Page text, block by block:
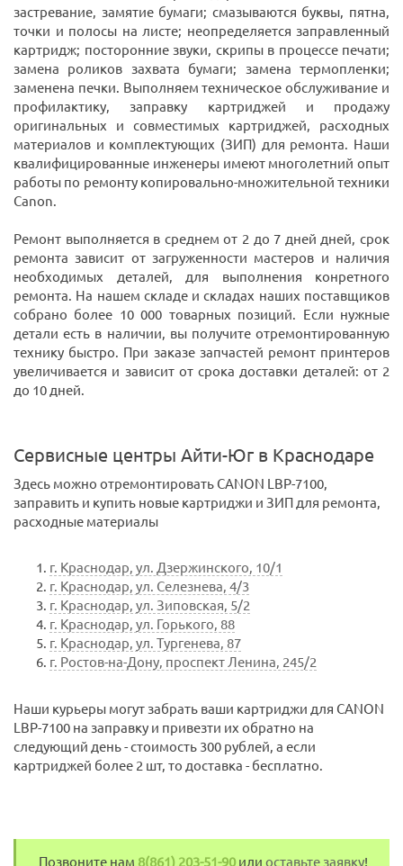
застревание, замятие бумаги; смазываются буквы, пятна,
точки и полосы на листе; неопределяется заправленный
картридж; посторонние звуки, скрипы в процессе печати;
замена роликов захвата бумаги; замена термопленки;
заменена печки. Выполняем техническое обслуживание и
профилактику, заправку картриджей и продажу
оригинальных и совместимых картриджей, расходных
материалов и комплектующих (ЗИП) для ремонта. Наши
квалифицированные инженеры имеют многолетний опыт
работы по ремонту копировально-множительной техники
Canon.
Ремонт выполняется в среднем от 2 до 7 дней дней, срок
ремонта зависит от загруженности мастеров и наличия
необходимых деталей, для выполнения конретного
ремонта. На нашем складе и складах наших поставщиков
собрано более 10 000 товарных позиций. Если нужные
детали есть в наличии, вы получите отремонтированную
технику быстро. При заказе запчастей ремонт принтеров
увеличивается и зависит от срока доставки деталей: от 2
до 10 дней.
Сервисные центры Айти-Юг в Краснодаре
Здесь можно отремонтировать CANON LBP-7100,
заправить и купить новые картриджи и ЗИП для ремонта,
расходные материалы
г. Краснодар, ул. Дзержинского, 10/1
г. Краснодар, ул. Селезнева, 4/3
г. Краснодар, ул. Зиповская, 5/2
г. Краснодар, ул. Горького, 88
г. Краснодар, ул. Тургенева, 87
г. Ростов-на-Дону, проспект Ленина, 245/2
Наши курьеры могут забрать ваши картриджи для CANON
LBP-7100 на заправку и привезти их обратно на
следующий день - стоимость 300 рублей, а если
картриджей более 2 шт, то доставка - бесплатно.
Позвоните нам 8(861) 203-51-90или оставьте заявку!